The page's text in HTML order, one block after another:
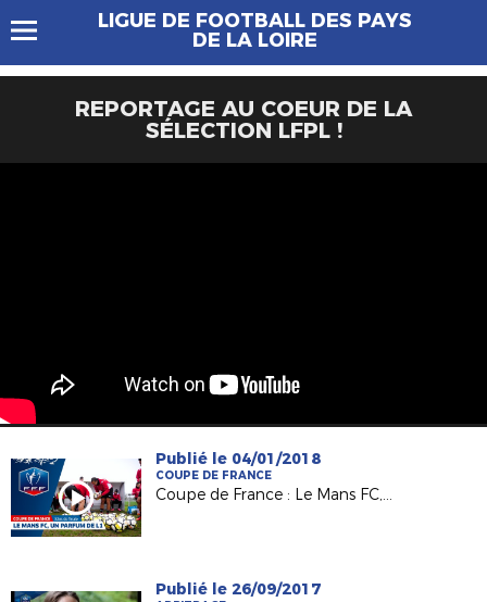
LIGUE DE FOOTBALL DES PAYS
DE LA LOIRE
REPORTAGE AU COEUR DE LA
SÉLECTION LFPL !
Publié le 04/01/2018
COUPE DE FRANCE
Coupe de France : Le Mans FC, un parfum de L1 au MMA !
Publié le 26/09/2017